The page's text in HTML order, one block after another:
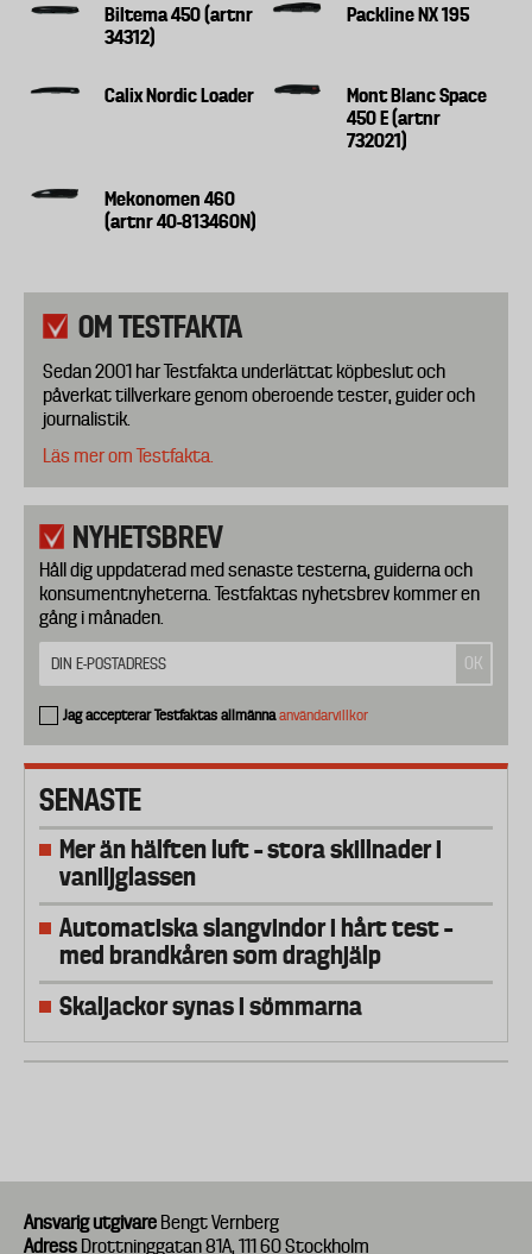
Biltema 450 (artnr
34312)
Packline NX 195
Calix Nordic Loader
Mont Blanc Space
450 E (artnr
732021)
Mekonomen 460
(artnr 40-813460N)
OM TESTFAKTA
Sedan 2001 har Testfakta underlättat köpbeslut och
påverkat tillverkare genom oberoende tester, guider och
journalistik.
Läs mer om Testfakta.
NYHETSBREV
Håll dig uppdaterad med senaste testerna, guiderna och
konsumentnyheterna. Testfaktas nyhetsbrev kommer en
gång i månaden.
Jag accepterar Testfaktas allmännaanvändarvillkor
SENASTE
Mer än hälften luft – stora skillnader i
vaniljglassen
Automatiska slangvindor i hårt test –
med brandkåren som draghjälp
Skaljackor synas i sömmarna
Ansvarig utgivare Bengt Vernberg
Adress Drottninggatan 81A, 111 60 Stockholm